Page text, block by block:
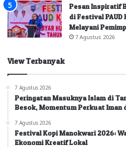
Pesan Inspiratif
di Festival PAUD
Melayani
7 Agustus 2026
View Terbanyak
7 Agustus 2026
Peringatan Masuknya Islam di
Besok, Momentum Perkuat Iman
7 Agustus 2026
Festival Kopi Manokwari 2026:
Ekonomi Kreatif Lokal